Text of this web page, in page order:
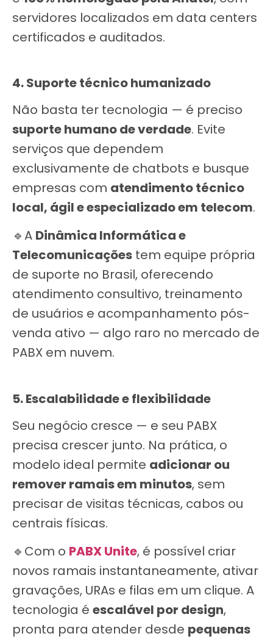
servidores localizados em data centers
certificados e auditados.
4. Suporte técnico humanizado
Não basta ter tecnologia — é preciso
suporte humano de verdade. Evite
serviços que dependem
exclusivamente de chatbots e busque
empresas com atendimento técnico
local, ágil e especializado em telecom.
🔹A Dinâmica Informática e
Telecomunicações tem equipe própria
de suporte no Brasil, oferecendo
atendimento consultivo, treinamento
de usuários e acompanhamento pós-
venda ativo — algo raro no mercado de
PABX em nuvem.
5. Escalabilidade e flexibilidade
Seu negócio cresce — e seu PABX
precisa crescer junto. Na prática, o
modelo ideal permite adicionar ou
remover ramais em minutos, sem
precisar de visitas técnicas, cabos ou
centrais físicas.
🔹Com o PABX Unite, é possível criar
novos ramais instantaneamente, ativar
gravações, URAs e filas em um clique. A
tecnologia é escalável por design,
pronta para atender desde pequenas